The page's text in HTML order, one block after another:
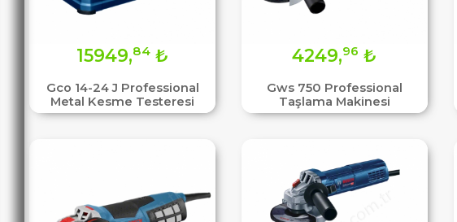
Gco 14-24 J Professional
Metal Kesme Testeresi
15949,84 ₺
Gws 750 Professional
Taşlama Makinesi
4249,96 ₺